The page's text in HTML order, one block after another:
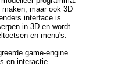
maar ook 3D
interface is
in 3D en wordt
en menu's.
game-engine
en interactie.